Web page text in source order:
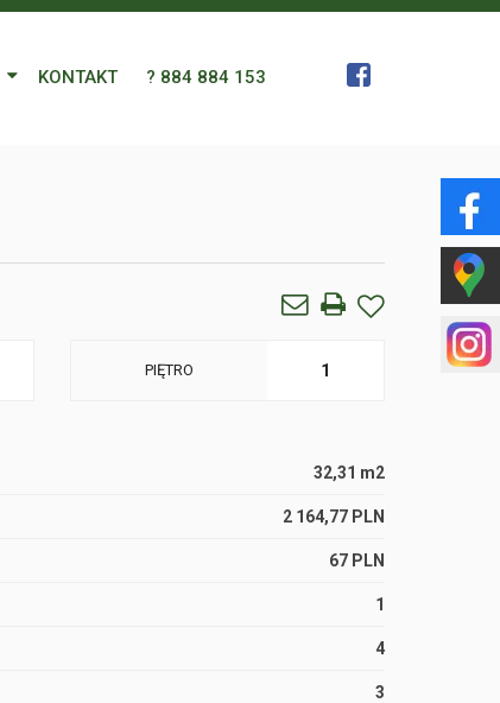
KONTAKT ? 884 884 153
PIĘTRO 1
32,31 m2
2 164,77 PLN
67 PLN
1
4
3